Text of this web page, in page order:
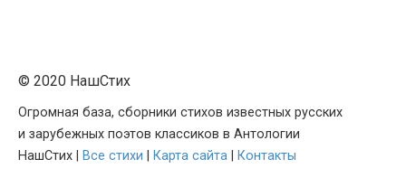
© 2020 НашСтих
Огромная база, сборники стихов известных русских
и зарубежных поэтов классиков в Антологии
НашСтих |
Все стихи Карта сайта Контакты